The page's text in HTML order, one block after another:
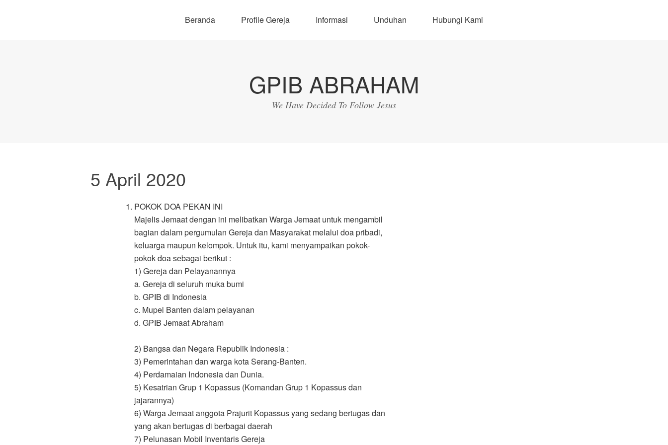
Beranda Profile Gereja Informasi Unduhan Hubungi Kami
GPIB ABRAHAM
We Have Decided To Follow Jesus
5 April 2020
POKOK DOA PEKAN INI
Majelis Jemaat dengan ini melibatkan Warga Jemaat untuk mengambil
bagian dalam pergumulan Gereja dan Masyarakat melalui doa pribadi,
keluarga maupun kelompok. Untuk itu, kami menyampaikan pokok-
pokok doa sebagai berikut :
1) Gereja dan Pelayanannya
a. Gereja di seluruh muka bumi
b. GPIB di Indonesia
c. Mupel Banten dalam pelayanan
d. GPIB Jemaat Abraham
2) Bangsa dan Negara Republik Indonesia :
3) Pemerintahan dan warga kota Serang-Banten.
4) Perdamaian Indonesia dan Dunia.
5) Kesatrian Grup 1 Kopassus (Komandan Grup 1 Kopassus dan
jajarannya)
6) Warga Jemaat anggota Prajurit Kopassus yang sedang bertugas dan
yang akan bertugas di berbagai daerah
7) Pelunasan Mobil Inventaris Gereja